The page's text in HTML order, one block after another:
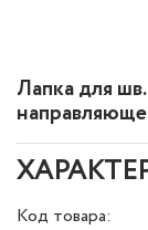
Лапка для
Код товара: